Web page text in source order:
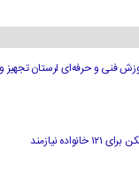
نیازمند